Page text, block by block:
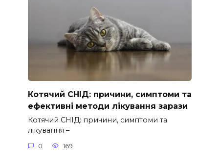
Котячий СНІД: причини, симптоми та
ефективні методи лікування зарази
Котячий СНІД: причини, симптоми та
лікування –
0 169